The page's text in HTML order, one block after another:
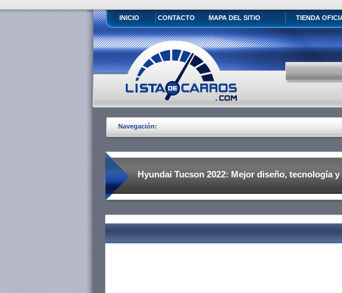
INICIO CONTACTO MAPA DEL SITIO TIENDA
Navegación:
Hyundai Tucson 2022: Mejor diseño, tecnología